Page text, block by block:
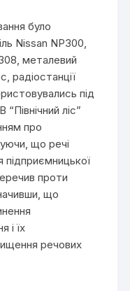
було
Nissan NP300,
металевий
радіостанції
під
ліс”
про
що речі
підприємницької
проти
що
і їх
речових